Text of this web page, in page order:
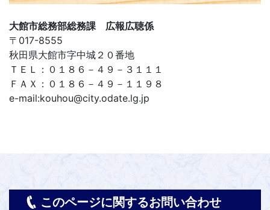
大館市総務部総務課 広報広聴係
〒017-8555
秋田県大館市字中城２０番地
ＴＥＬ：０１８６－４９－３１１１
ＦＡＸ：０１８６－４９－１１９８
e-mail:kouhou@city.odate.lg.jp
このページに関するお問い合わせ